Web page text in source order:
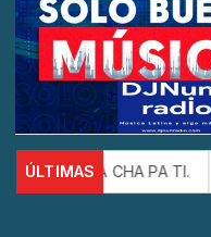
ÚLTIMAS
CHA CHA PA TI.